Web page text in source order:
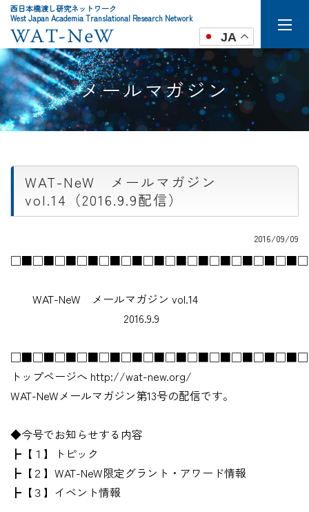
西日本橋渡し研究ネットワーク
West Japan Academia Translational Research Network
JA
メールマガジン
WAT-NeW メールマガジン
vol.14（2016.9.9配信）
2016/09/09
WAT-NeW メールマガジン vol.14
2016.9.9
トップページへ http://wat-new.org/
WAT-NeWメールマガジン第13号の配信です。
◆今号でお知らせする内容
┣【１】トピック
┣【２】WAT-NeW限定グラント・アワード情報
┣【３】イベント情報